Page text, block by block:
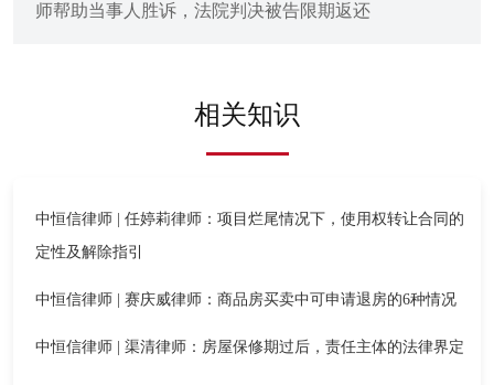
师帮助当事人胜诉，法院判决被告限期返还
相关知识
中恒信律师 | 任婷莉律师：项目烂尾情况下，使用权转让合同的
定性及解除指引
中恒信律师 | 赛庆威律师：商品房买卖中可申请退房的6种情况
中恒信律师 | 渠清律师：房屋保修期过后，责任主体的法律界定